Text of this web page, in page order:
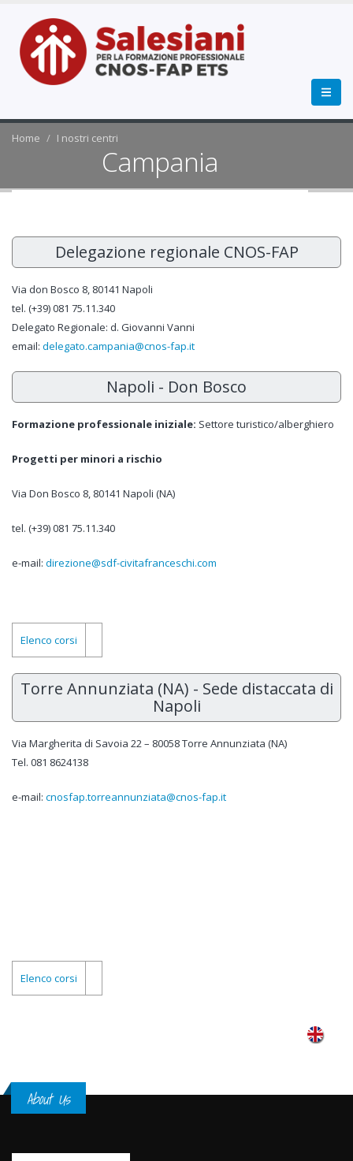
Home I nostri centri
Campania
Delegazione regionale CNOS-FAP
Via don Bosco 8, 80141 Napoli
tel. (+39) 081 75.11.340
Delegato Regionale: d. Giovanni Vanni
email: delegato.campania@cnos-fap.it
Napoli - Don Bosco
Formazione professionale iniziale: Settore turistico/alberghiero
Progetti per minori a rischio
Via Don Bosco 8, 80141 Napoli (NA)
tel. (+39) 081 75.11.340
e-mail: direzione@sdf-civitafranceschi.com
Elenco corsi
Torre Annunziata (NA) - Sede distaccata di
Napoli
Via Margherita di Savoia 22 – 80058 Torre Annunziata (NA)
Tel. 081 8624138
e-mail: cnosfap.torreannunziata@cnos-fap.it
Elenco corsi
About Us